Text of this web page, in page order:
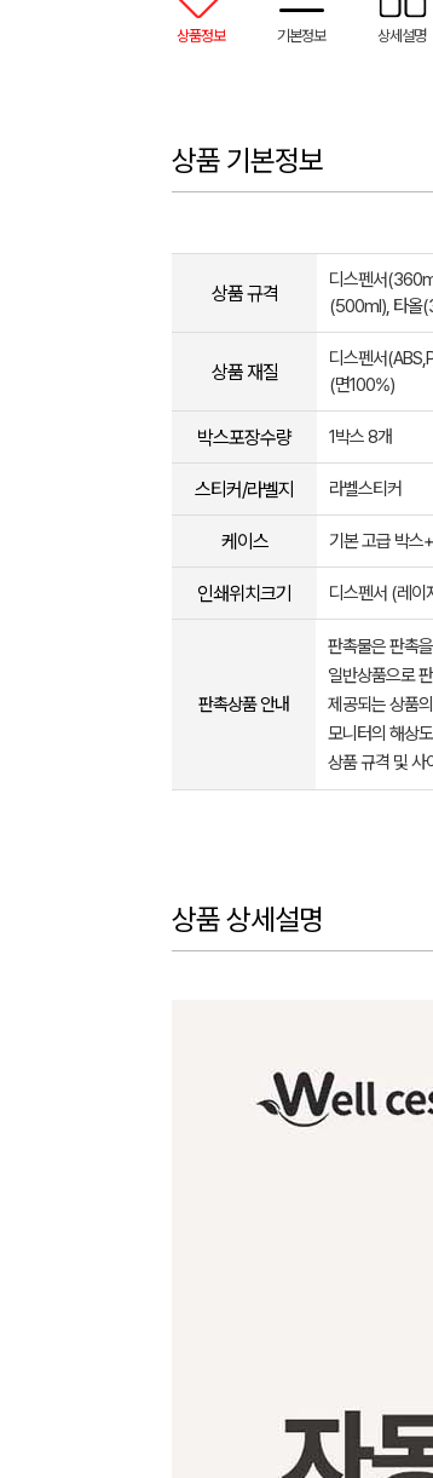
상품정보 기본정보 상세설명
상품 기본정보
상품 규격
디스펜서
(500ml), 타올
상품 재질
디스펜서
(면100%)
박스포장수량 1박스 8개
스티커/라벨지 라벨스티커
케이스 기본 고급 박스
인쇄위치크기 디스펜서 (레
판촉상품 안내
판촉물은 판촉
일반상품으로
제공되는 상품
모니터의 해상
상품 규격 및 사
상품 상세설명